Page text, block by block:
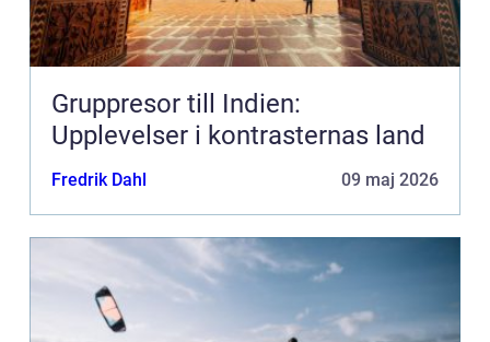
Gruppresor till Indien:
Upplevelser i kontrasternas land
Fredrik Dahl 09 maj 2026